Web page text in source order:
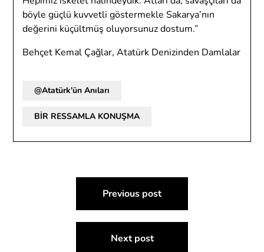
böyle güçlü kuvvetli göstermekle Sakarya’nın
değerini küçültmüş oluyorsunuz dostum.”
Behçet Kemal Çağlar, Atatürk Denizinden Damlalar
@Atatürk'ün Anıları
BİR RESSAMLA KONUŞMA
gezinmesi
Previous post
Next post